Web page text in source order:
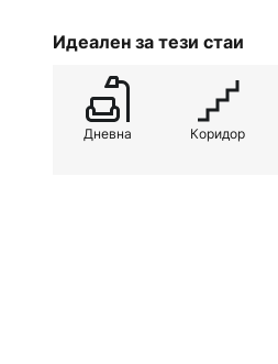
Идеален за тези стаи
Дневна Коридор